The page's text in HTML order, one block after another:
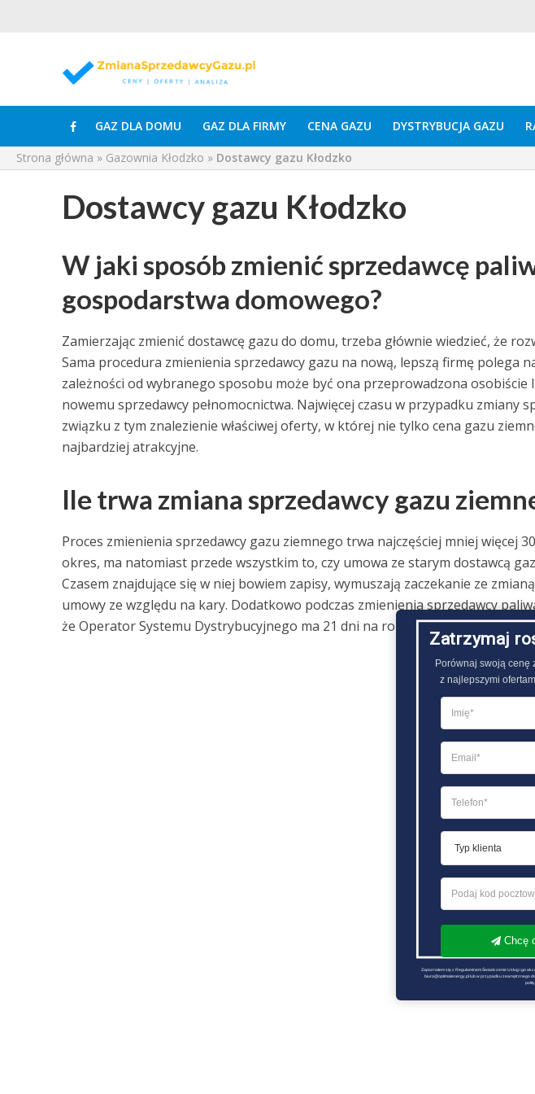
GAZ DLA DOMU GAZ DLA FIRMY CENA GAZU DYSTRYBUCJA GAZU
Strona główna » Gazownia Kłodzko » Dostawcy gazu Kłodzko
Dostawcy gazu Kłodzko
W jaki sposób zmienić sprzedawcę
gospodarstwa domowego?
Zamierzając zmienić dostawcę gazu do domu, trzeba głównie wiedzieć, że
Sama procedura zmienienia sprzedawcy gazu na nową, lepszą firmę polega
zależności od wybranego sposobu może być ona przeprowadzona
nowemu sprzedawcy pełnomocnictwa. Najwięcej czasu w przypadku zmiany
związku z tym znalezienie właściwej oferty, w której nie tylko cena gazu
najbardziej atrakcyjne.
Ile trwa zmiana sprzedawcy gazu
Proces zmienienia sprzedawcy gazu ziemnego trwa najczęściej mniej więcej
okres, ma natomiast przede wszystkim to, czy umowa ze starym dostawcą
Czasem znajdujące się w niej bowiem zapisy, wymuszają zaczekanie ze
umowy ze względu na kary. Dodatkowo podczas zmienienia sprzedawcy
że Operator Systemu Dystrybucyjnego ma 21 dni na rozpatrzenie wniosku
Zatrzymaj
Porównaj swoją cenę
z najlepszymi
Chcę
Zapoznałem się z Regulaminem Świadczenie Usług i go
biuro@optimalenergy.pl lub w przypadku zewnętrznego